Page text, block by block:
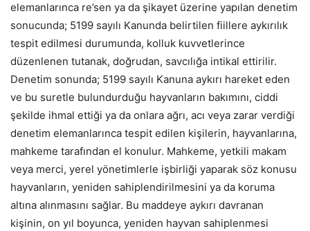
elemanlarınca re’sen ya da şikayet üzerine yapılan denetim
sonucunda; 5199 sayılı Kanunda belirtilen fiillere aykırılık
tespit edilmesi durumunda, kolluk kuvvetlerince
düzenlenen tutanak, doğrudan, savcılığa intikal ettirilir.
Denetim sonunda; 5199 sayılı Kanuna aykırı hareket eden
ve bu suretle bulundurduğu hayvanların bakımını, ciddi
şekilde ihmal ettiği ya da onlara ağrı, acı veya zarar verdiği
denetim elemanlarınca tespit edilen kişilerin, hayvanlarına,
mahkeme tarafından el konulur. Mahkeme, yetkili makam
veya merci, yerel yönetimlerle işbirliği yaparak söz konusu
hayvanların, yeniden sahiplendirilmesini ya da koruma
altına alınmasını sağlar. Bu maddeye aykırı davranan
kişinin, on yıl boyunca, yeniden hayvan sahiplenmesi